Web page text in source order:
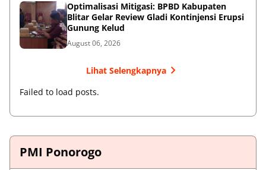
Optimalisasi Mitigasi: BPBD Kabupaten
Blitar Gelar Review Gladi Kontinjensi Erupsi
Gunung Kelud
August 06, 2026
Lihat Selengkapnya
Failed to load posts.
PMI Ponorogo